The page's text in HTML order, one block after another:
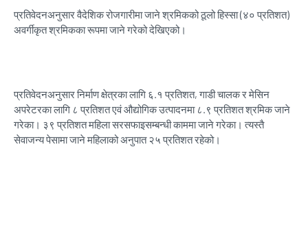
प्रतिवेदनअनुसार वैदेशिक रोजगारीमा जाने श्रमिकको ठूलो हिस्सा (४० प्रतिशत)
अवर्गीकृत श्रमिकका रूपमा जाने गरेको देखिएको।
प्रतिवेदनअनुसार निर्माण क्षेत्रका लागि ६.१ प्रतिशत, गाडी चालक र मेसिन
अपरेटरका लागि ८ प्रतिशत एवं औद्योगिक उत्पादनमा ८.९ प्रतिशत श्रमिक जाने
गरेका। ३९ प्रतिशत महिला सरसफाइसम्बन्धी काममा जाने गरेका। त्यस्तै
सेवाजन्य पेसामा जाने महिलाको अनुपात २५ प्रतिशत रहेको।